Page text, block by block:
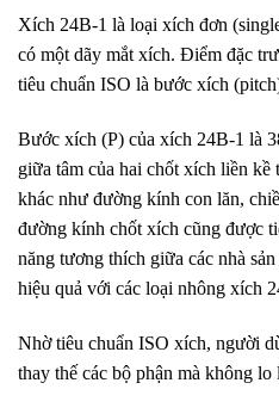
Xích 24B-1 là loại xích đơn
có một dãy mắt xích. Điểm đặc
tiêu chuẩn ISO là bước xích
Bước xích (P) của xích 24B-1 là
giữa tâm của hai chốt xích liền kề
khác như đường kính con lăn,
đường kính chốt xích cũng được
năng tương thích giữa các nhà
hiệu quả với các loại nhông xích
Nhờ tiêu chuẩn ISO xích, người
thay thế các bộ phận mà không